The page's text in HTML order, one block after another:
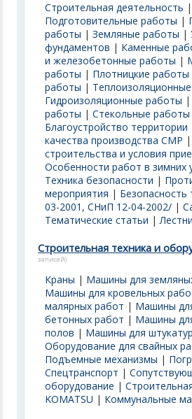
Строительная деятельность |
Подготовительные работы |
работы |Земляные работы |
фундаментов | Каменные
и железобетонные работы |
работы | Плотницкие работы
работы |
Гидроизоляционные работы
работы |Стекольные работы
Благоустройство территории
качества производства СМР
строительства и условия
Особенности работ в зимних
Техника безопасности |
мероприятия |
03-2001, СНиП 12-04-2002/ |
Тематические статьи |
Строительная техника и
записей)
Краны | Машины для
Машины для кровельных
малярных работ | Машины
бетонных работ | Машины
полов | Машины для
Оборудование для свайных
Подъемные механизмы |
Спецтранспорт |
оборудование |
KOMATSU | Коммунальные